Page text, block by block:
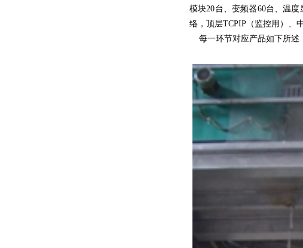
模块20台、变频器60台、温
络，顶层TCPIP（监控用）、
每一环节对应产品如下所述